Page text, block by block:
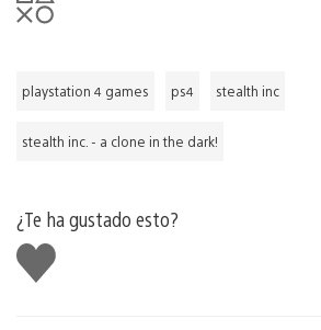
playstation 4 games ps4 stealth inc
stealth inc. - a clone in the dark!
¿Te ha gustado esto?
Me
gusta